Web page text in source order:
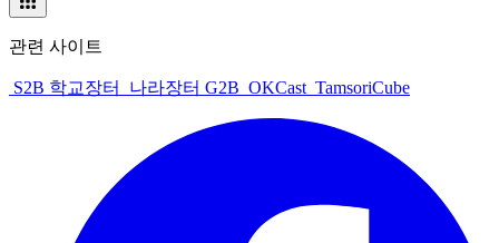
관련 사이트
S2B 학교장터 나라장터 G2B OKCast TamsoriCube